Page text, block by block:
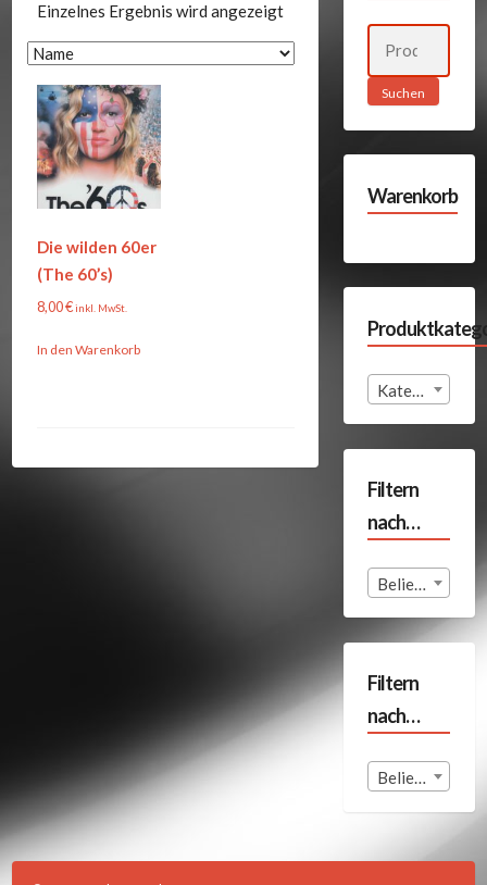
Einzelnes Ergebnis wird angezeigt
Die wilden 60er
(The 60’s)
8,00€inkl. MwSt.
In den Warenkorb
Suchen
Warenkorb
Kategorie auswählen
Filtern
nach…
Beliebige Format
Filtern
nach…
Beliebige Land